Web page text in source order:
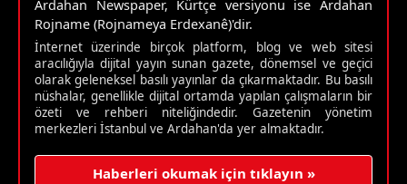
Ardahan Newspaper, Kürtçe versiyonu ise Ardahan
Rojname (Rojnameya Erdexanê)'dir.
İnternet üzerinde birçok platform, blog ve web sitesi
aracılığıyla dijital yayın sunan gazete, dönemsel ve geçici
olarak geleneksel basılı yayınlar da çıkarmaktadır. Bu basılı
nüshalar, genellikle dijital ortamda yapılan çalışmaların bir
özeti ve rehberi niteliğindedir. Gazetenin yönetim
merkezleri İstanbul ve Ardahan'da yer almaktadır.
Haberleri okumak için tıklayın »